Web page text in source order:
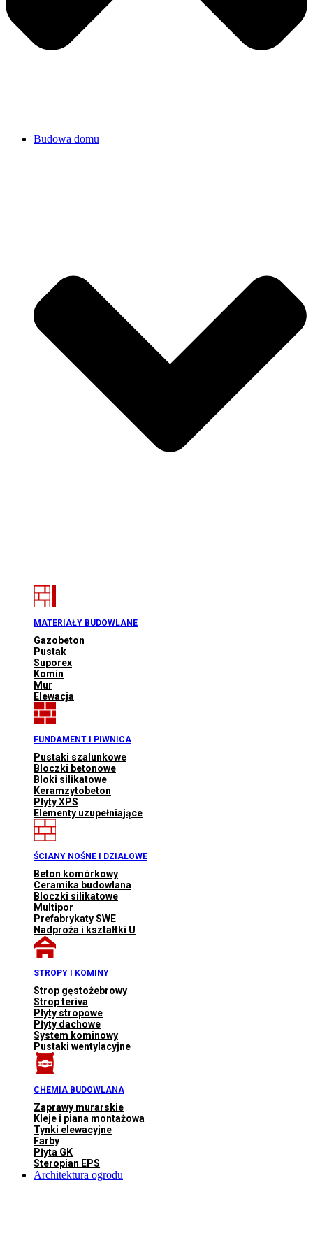
Budowa domu
MATERIAŁY BUDOWLANE
Gazobeton
Pustak
Suporex
Komin
Mur
Elewacja
FUNDAMENT I PIWNICA
Pustaki szalunkowe
Bloczki betonowe
Bloki silikatowe
Keramzytobeton
Płyty XPS
Elementy uzupełniające
ŚCIANY NOŚNE I DZIAŁOWE
Beton komórkowy
Ceramika budowlana
Bloczki silikatowe
Multipor
Prefabrykaty SWE
Nadproża i kształtki U
STROPY I KOMINY
Strop gęstożebrowy
Strop teriva
Płyty stropowe
Płyty dachowe
System kominowy
Pustaki wentylacyjne
CHEMIA BUDOWLANA
Zaprawy murarskie
Kleje i piana montażowa
Tynki elewacyjne
Farby
Płyta GK
Steropian EPS
Architektura ogrodu